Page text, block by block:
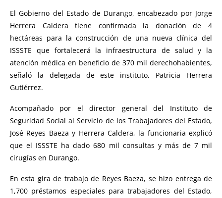
El Gobierno del Estado de Durango, encabezado por Jorge
Herrera Caldera tiene confirmada la donación de 4
hectáreas para la construcción de una nueva clínica del
ISSSTE que fortalecerá la infraestructura de salud y la
atención médica en beneficio de 370 mil derechohabientes,
señaló la delegada de este instituto, Patricia Herrera
Gutiérrez.
Acompañado por el director general del Instituto de
Seguridad Social al Servicio de los Trabajadores del Estado,
José Reyes Baeza y Herrera Caldera, la funcionaria explicó
que el ISSSTE ha dado 680 mil consultas y más de 7 mil
cirugías en Durango.
En esta gira de trabajo de Reyes Baeza, se hizo entrega de
1,700 préstamos especiales para trabajadores del Estado,